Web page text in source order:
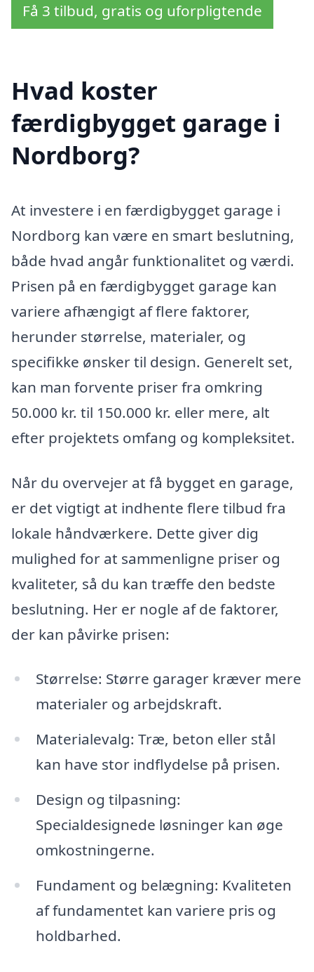
Få 3 tilbud, gratis og uforpligtende
Hvad koster
færdigbygget garage i
Nordborg?
At investere i en færdigbygget garage i
Nordborg kan være en smart beslutning,
både hvad angår funktionalitet og værdi.
Prisen på en færdigbygget garage kan
variere afhængigt af flere faktorer,
herunder størrelse, materialer, og
specifikke ønsker til design. Generelt set,
kan man forvente priser fra omkring
50.000 kr. til 150.000 kr. eller mere, alt
efter projektets omfang og kompleksitet.
Når du overvejer at få bygget en garage,
er det vigtigt at indhente flere tilbud fra
lokale håndværkere. Dette giver dig
mulighed for at sammenligne priser og
kvaliteter, så du kan træffe den bedste
beslutning. Her er nogle af de faktorer,
der kan påvirke prisen:
Størrelse: Større garager kræver mere
materialer og arbejdskraft.
Materialevalg: Træ, beton eller stål
kan have stor indflydelse på prisen.
Design og tilpasning:
Specialdesignede løsninger kan øge
omkostningerne.
Fundament og belægning: Kvaliteten
af fundamentet kan variere pris og
holdbarhed.